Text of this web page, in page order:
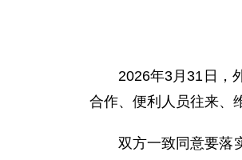
2026年3月31日，
合作、便利人员往来、
双方一致同意要落